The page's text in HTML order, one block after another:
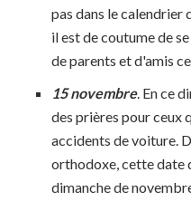
pas dans le calendrier
il est de coutume de
de parents et d'amis
15 novembre. En ce
des prières pour ceux
accidents de voiture.
orthodoxe, cette date
dimanche de